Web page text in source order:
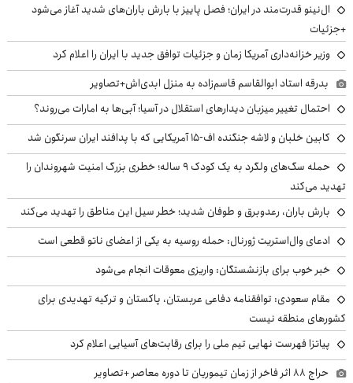
ال‌نینو قدرت‌مند در ایران؛ فصل پاییز با بارش باران‌های شدید آغاز می‌شود
+جزئیات
وزیر خزانه‌داری آمریکا زمان و جزئیات توافق جدید با ایران را اعلام کرد
بدرقه استاد ابوالقاسم قاسم‌زاده به منزل ابدی‌اش+تصاویر
احتمال تغییر میزبان دیدارهای استقلال در آسیا؛ آبی‌ها به امارات می‌روند؟
کابین خلبان و لاشه جنگنده اف-۱۵ آمریکایی که با پدافند ایران سرنگون شد
حمله سگ‌های ولگرد به یک کودک ۹ ساله؛ خطری بزرگ امنیت شهروندان را
تهدید می‌کند
بارش باران، رعدوبرق و طوفان شدید؛ خطر سیل این مناطق را تهدید می‌کند
ادعای وال‌استریت ژورنال: حمله روسیه به یکی از اعضای ناتو قطعی است
خبر خوب برای بازنشستگان: واریزی معوقات انجام می‌شود
مقام سعودی: توافقنامه دفاعی عربستان، پاکستان و ترکیه تهدیدی برای
کشورهای منطقه نیست
پیاتزا فهرست نهایی تیم ملی را برای رقابت‌های آسیایی اعلام کرد
حراج ۸۸ اثر فاخر از زمان تیموریان تا دوره معاصر +تصاویر